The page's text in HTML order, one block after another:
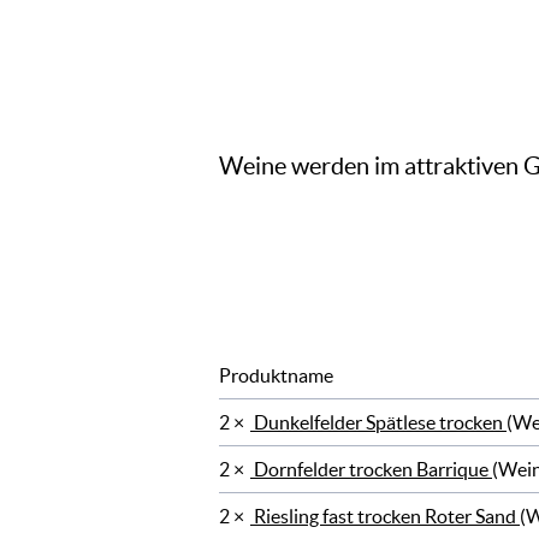
Weine werden im attraktiven
Produktname
2 × Dunkelfelder Spätlese trocken
2 × Dornfelder trocken Barrique
2 × Riesling fast trocken Roter Sand